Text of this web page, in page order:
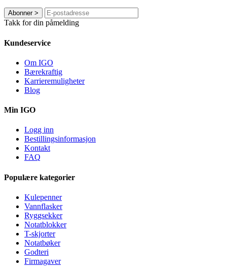
Abonner>
Takk for din påmelding
Kundeservice
Om IGO
Bærekraftig
Karrieremuligheter
Blog
Min IGO
Logg inn
Bestillingsinformasjon
Kontakt
FAQ
Populære kategorier
Kulepenner
Vannflasker
Ryggsekker
Notatblokker
T-skjorter
Notatbøker
Godteri
Firmagaver